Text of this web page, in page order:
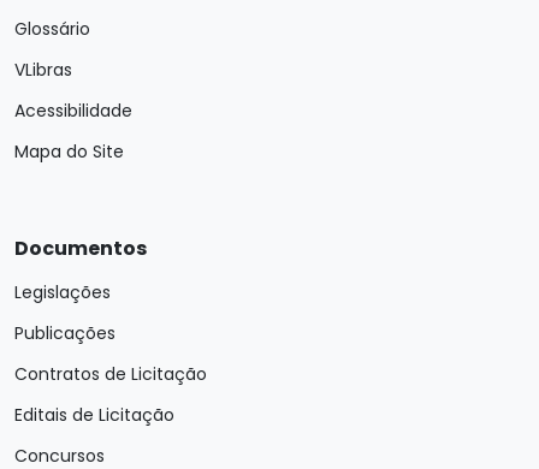
Glossário
VLibras
Acessibilidade
Mapa do Site
Documentos
Legislações
Publicações
Contratos de Licitação
Editais de Licitação
Concursos